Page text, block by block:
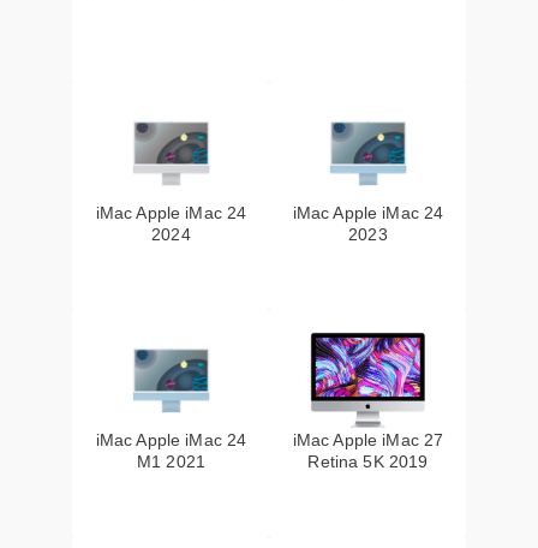
iMac Apple iMac 24
2024
iMac Apple iMac 24
2023
iMac Apple iMac 24
M1 2021
iMac Apple iMac 27
Retina 5K 2019